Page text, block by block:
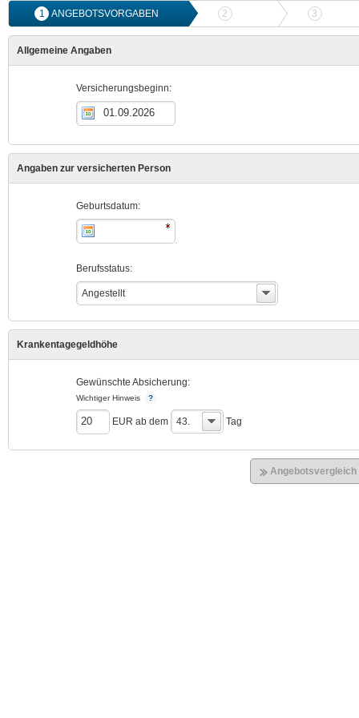
1 ANGEBOTSVORGABEN 2 ANGEBOTSVERGLEICH
3
Allgemeine Angaben
Versicherungsbeginn:
Angaben zur versicherten Person
Geburtsdatum:
Berufsstatus:
Angestellt
Krankentagegeldhöhe
Gewünschte Absicherung:
Wichtiger Hinweis
EUR ab dem 43. Tag
Angebotsvergleich